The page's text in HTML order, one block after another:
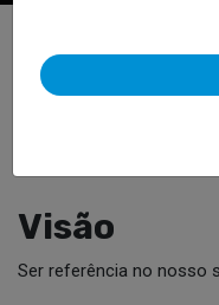
Missão
Visão
Ser referência no nosso